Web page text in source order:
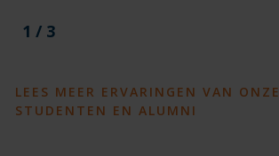
1 / 3
LEES MEER ERVARINGEN VAN ONZE
STUDENTEN EN ALUMNI